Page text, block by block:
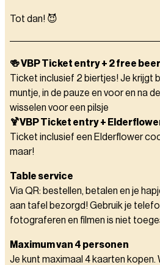
Tot dan! 😈
🍻 VBP Ticket entry + 2 free beer
Ticket inclusief 2 biertjes! Je krijgt
muntje, in de pauze en voor en na
wisselen voor een pilsje
🍹VBP Ticket entry +
Ticket inclusief een Elderflower
maar!
Table service
Via QR: bestellen, betalen en je
aan tafel bezorgd! Gebruik je
fotograferen en filmen is niet
Maximum van 4 personen
Je kunt maximaal 4 kaarten kopen.